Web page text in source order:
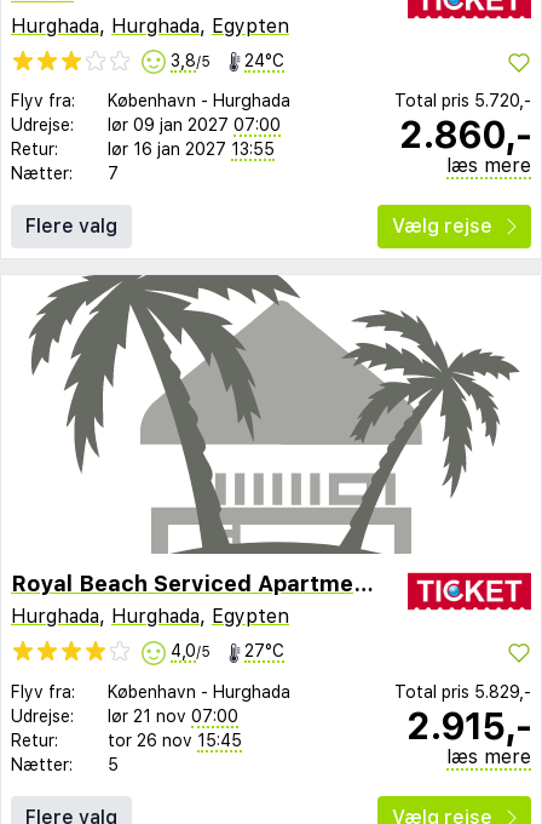
Hurghada, Hurghada, Egypten
3,8/5 24°C
Flyv fra: København - Hurghada
Udrejse:
lør 09 jan 2027 07:00
Retur:
lør 16 jan 2027 13:55
Nætter:
7
Total pris 5.720,-
2.860,-
læs mere
Flere valg Vælg rejse
Royal Beach Serviced Apartments
Hurghada, Hurghada, Egypten
4,0/5 27°C
Flyv fra: København - Hurghada
Udrejse:
lør 21 nov 07:00
Retur:
tor 26 nov 15:45
Nætter:
5
Total pris 5.829,-
2.915,-
læs mere
Flere valg Vælg rejse